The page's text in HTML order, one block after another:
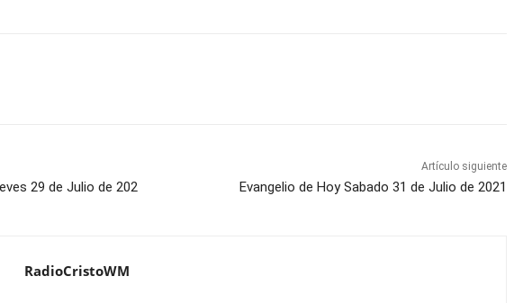
29 de Julio de 202
Artículo siguiente
Evangelio de Hoy Sabado 31 de Julio de 2021
RadioCristoWM